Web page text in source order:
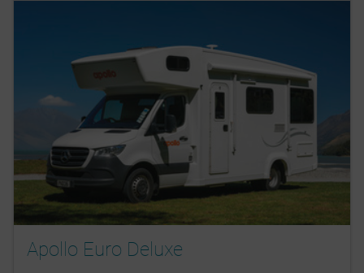
Apollo Euro Deluxe